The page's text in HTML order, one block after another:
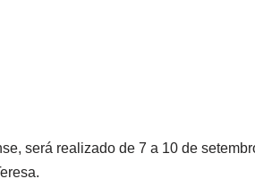
será realizado de 7 a 10 de